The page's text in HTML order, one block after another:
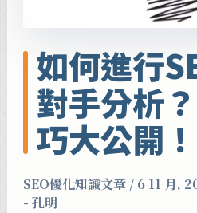
如何進行
對手分析
巧大公開！
SEO優化知識文章 / 6 11 月,
- 孔明